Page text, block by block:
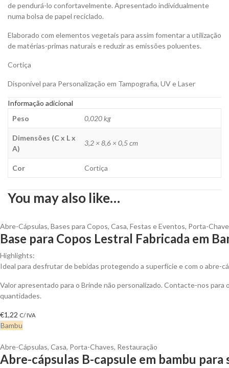
de pendurá-lo confortavelmente. Apresentado individualmente
numa bolsa de papel reciclado.
Elaborado com elementos vegetais para assim fomentar a utilização
de matérias-primas naturais e reduzir as emissões poluentes.
Cortiça
Disponível para Personalização em Tampografia, UV e Laser
Informação adicional
Peso
0,020 kg
Dimensões (C x L x
A)
3,2 × 8,6 × 0,5 cm
Cor Cortiça
You may also like…
Abre-Cápsulas, Bases para Copos, Casa, Festas e Eventos, Porta-
Base para Copos Lestral Fabricada em
Highlights:
Ideal para desfrutar de bebidas protegendo a superfície e com o abre-
Valor apresentado para o Brinde não personalizado. Contacte-nos
quantidades.
€1,22 C/ IVA
Bambu
Abre-Cápsulas, Casa, Porta-Chaves, Restauração
Abre-cápsulas B-capsule em bambu para